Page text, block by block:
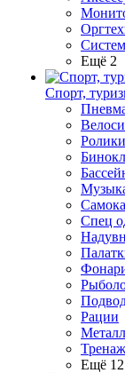
Ещё 2
Спорт,
Спец
Рации
Ещё 12